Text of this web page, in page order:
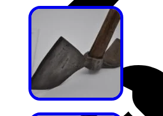
Jeolog Çekiçleri